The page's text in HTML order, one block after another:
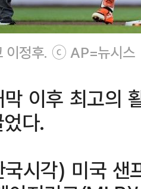
이정후. ⓒ AP=뉴시스
이후 최고의
다.
시각) 미국 샌